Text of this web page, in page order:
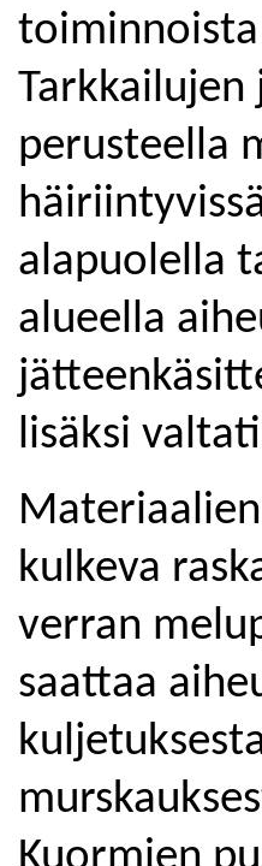
Tarkkailujen
perusteella
alapuolella
alueella
lisäksi
kulkeva
verran
saattaa